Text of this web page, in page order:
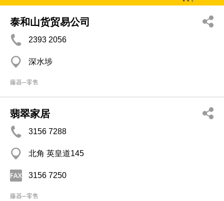
泰和山货贸易公司
2393 2056
深水埗
藤器─零售
翡翠家居
3156 7288
北角 英皇道145
3156 7250
藤器─零售